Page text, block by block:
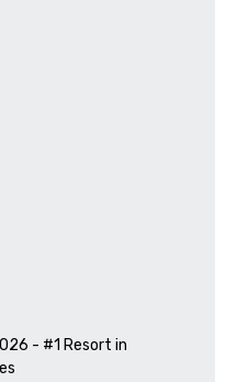
- #1 Resort in